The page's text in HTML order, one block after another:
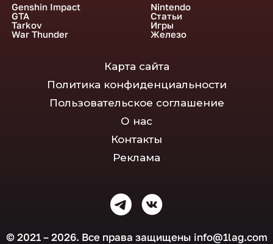
Genshin Impact
GTA
Tarkov
War Thunder
Nintendo
Статьи
Игры
Железо
Карта сайта
Политика конфиденциальности
Пользовательское соглашение
О нас
Контакты
Реклама
© 2021 – 2026. Все права защищены info@1lag.com